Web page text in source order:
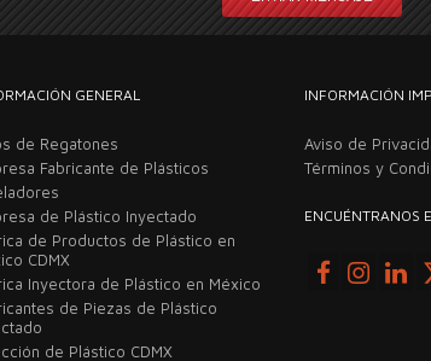
GENERAL
de Regatones
Fabricante de Plásticos
de Plástico Inyectado
de Productos de Plástico en
CDMX
Inyectora de Plástico en México
de Piezas de Plástico
de Plástico CDMX
INFORMACIÓN
Aviso de
Términos y
ENCUÉNTRANOS